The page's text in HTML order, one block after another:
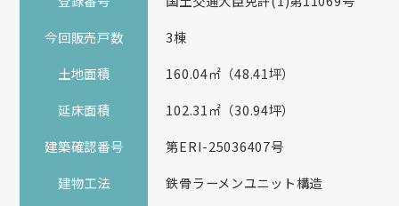
今回販売戸数
3棟
土地面積
160.04㎡（48.41坪）
延床面積
102.31㎡（30.94坪）
建築確認番号
第ERI-25036407号
建物工法
鉄骨ラーメンユニット構造